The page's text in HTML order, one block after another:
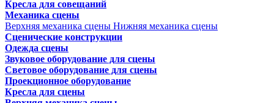
Кресла для совещаний
Механика сцены
Верхняя механика сцены Нижняя механика сцены
Сценические конструкции
Одежда сцены
Звуковое оборудование для сцены
Световое оборудование для сцены
Проекционное оборудование
Кресла для сцены